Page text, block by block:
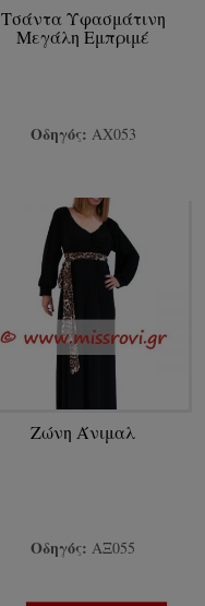
Τσάντα Υφασμάτινη
Μεγάλη Εμπριμέ
Οδηγός: ΑΧ053
Ζώνη Άνιμαλ
Οδηγός: ΑΞ055